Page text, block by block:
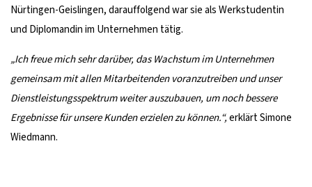
Nürtingen-Geislingen, darauffolgend war sie als Werkstudentin
und Diplomandin im Unternehmen tätig.
„Ich freue mich sehr darüber, das Wachstum im Unternehmen
gemeinsam mit allen Mitarbeitenden voranzutreiben und unser
Dienstleistungsspektrum weiter auszubauen, um noch bessere
Ergebnisse für unsere Kunden erzielen zu können.“, erklärt Simone
Wiedmann.